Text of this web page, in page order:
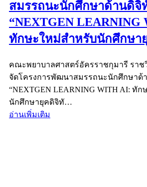
สมรรถนะนักศึกษาด้านดิจิ
“NEXTGEN LEARNING
ทักษะใหม่สำหรับนักศึกษา
คณะพยาบาลศาสตร์อัครราชกุมารี รา
จัดโครงการพัฒนาสมรรถนะนักศึกษาด้
“NEXTGEN LEARNING WITH AI: ทั
นักศึกษายุคดิจิทั…
อ่านเพิ่มเติม